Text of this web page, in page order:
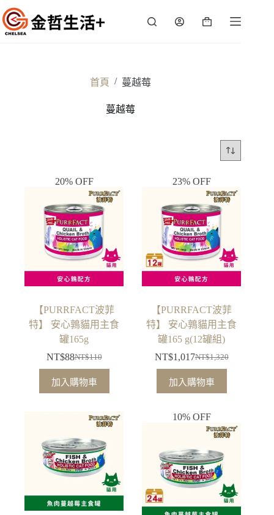
跳
至
主
購
首頁 / 蔓越莓
蔓越莓
20% OFF
【PURRFACT波菲
特】 安心鶉貓用主食
罐165g
NT$110
始
價
NT$110。
NT$88
前
價
NT$88。
加入購物車
23% OFF
【PURRFACT波菲
特】 安心鶉貓用主食
罐165 g(12罐組)
NT$1,320
始
價
NT$1,320。
NT$1,017
前
價
NT$1,017。
加入購物車
10% OFF